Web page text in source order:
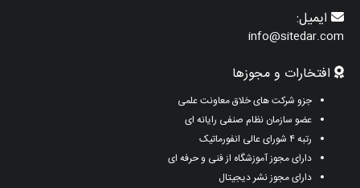
ایمیل:
info@sitedar.com
افتخارات و مجوزها
جزو شرکت های خلاق معاونت علمی
عضو سازمان نظام صنفی رایانه ای
رتبه ۴ شورای عالی انفورماتیک
دارای مجوز آموزشگاه از فنی و حرفه ای
دارای مجوز نشر دیجیتال